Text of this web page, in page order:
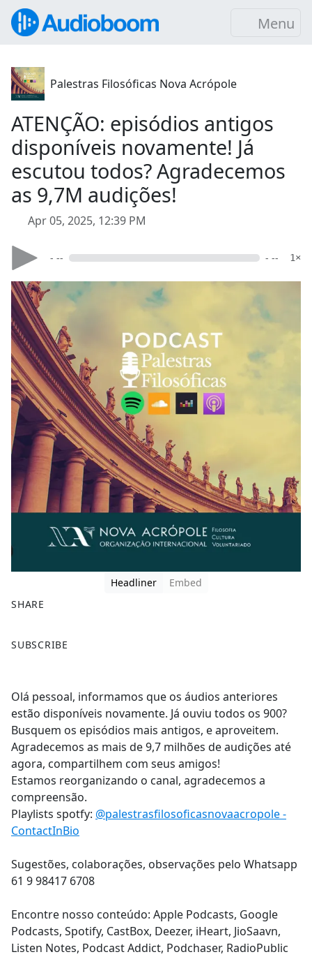
Menu
Palestras Filosóficas Nova Acrópole
ATENÇÃO: episódios antigos
disponíveis novamente! Já
escutou todos? Agradecemos
as 9,7M audições!
Apr 05, 2025, 12:39 PM
- -- - -- 1×
Headliner
Embed
SHARE
a
b
o
o
k
SUBSCRIBE
Olá pessoal, informamos que os áudios anteriores
estão disponíveis novamente. Já ouviu todos os 900?
Busquem os episódios mais antigos, e aproveitem.
Agradecemos as mais de 9,7 milhões de audições até
agora, compartilhem com seus amigos!
Estamos reorganizando o canal, agradecemos a
compreensão.
Playlists spotfy: @palestrasfilosoficasnovaacropole -
ContactInBio
Sugestões, colaborações, observações pelo Whatsapp
61 9 98417 6708
Encontre nosso conteúdo: Apple Podcasts, Google
Podcasts, Spotify, CastBox, Deezer, iHeart, JioSaavn,
Listen Notes, Podcast Addict, Podchaser, RadioPublic